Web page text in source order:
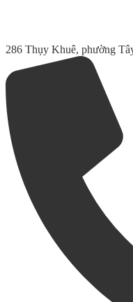
286 Thụy Khuê, phường